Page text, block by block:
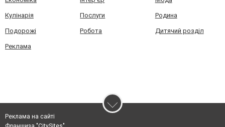
Кулінарія Послуги Родина
Подорожі Робота Дитячий розділ
Реклама
Реклама на сайті